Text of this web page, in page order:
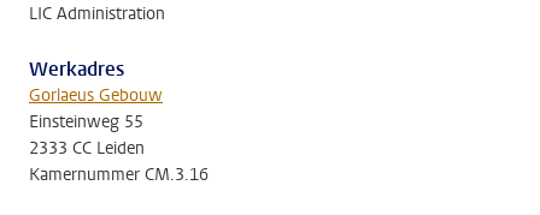
LIC Administration
Werkadres
Gorlaeus Gebouw
Einsteinweg 55
2333 CC Leiden
Kamernummer CM.3.16